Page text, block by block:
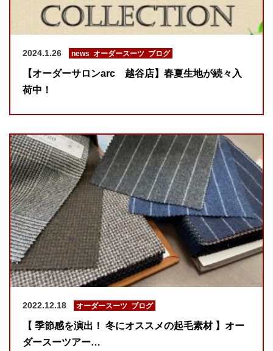
2024.1.26 news, オーダースーツ, ブログ
【オーダーサロンarc 越谷店】春夏生地が続々入
荷中！
2022.12.18 オーダースーツ, ブログ
【 季節感を演出！ 冬にオススメの起毛素材 】オー
ダースーツアー…